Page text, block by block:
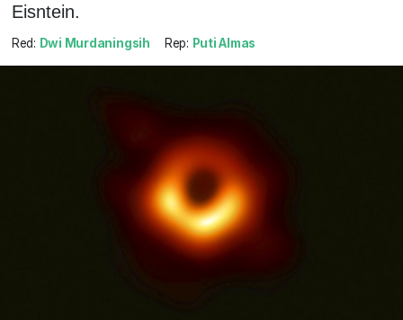
Eisntein.
Red: Dwi Murdaningsih Rep: Puti Almas